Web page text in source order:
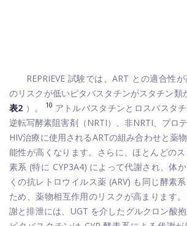
REPRIEVE 試験では、ART との適合性
のリスクが低いピタバスタチンがスタチン類
表2 ）。 10 アトルバスタチンとロスバスタ
逆転写酵素阻害剤（NRTI）、非NRTI、プロ
HIV治療に使用されるARTの組み合わせと薬
能性が高くなります。さらに、ほとんどの
素系 (特に CYP3A4) によって代謝され、体
くの抗レトロウイルス薬 (ARV) も同じ酵素
ため、薬物相互作用のリスクが高まります
謝と排泄には、UGT を介したグルクロン酸抱